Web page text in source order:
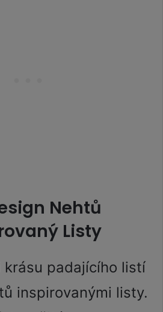
Nehtů
Listy
krásu padajícího listí
inspirovanými listy.